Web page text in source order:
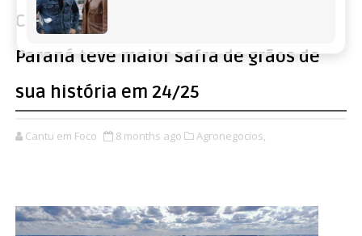
Com 46,8 milhões de toneladas,
Paraná teve maior safra de grãos de
sua história em 24/25
Cantu em Foco 8 months ago Agronegocios,